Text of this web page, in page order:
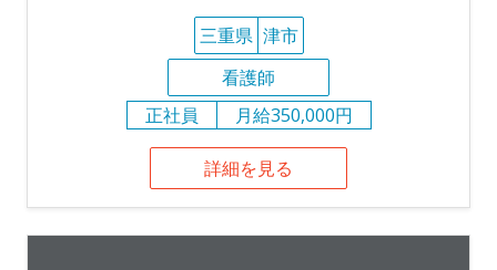
三重県 津市
看護師
正社員
月給350,000円
詳細を見る